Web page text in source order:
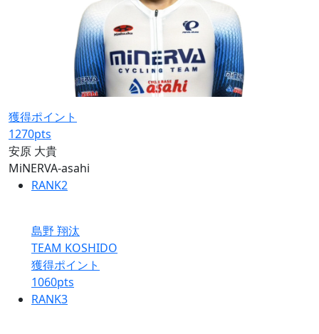
獲得ポイント
1270pts
安原 大貴
MiNERVA-asahi
RANK2
島野 翔汰
TEAM KOSHIDO
獲得ポイント
1060pts
RANK3